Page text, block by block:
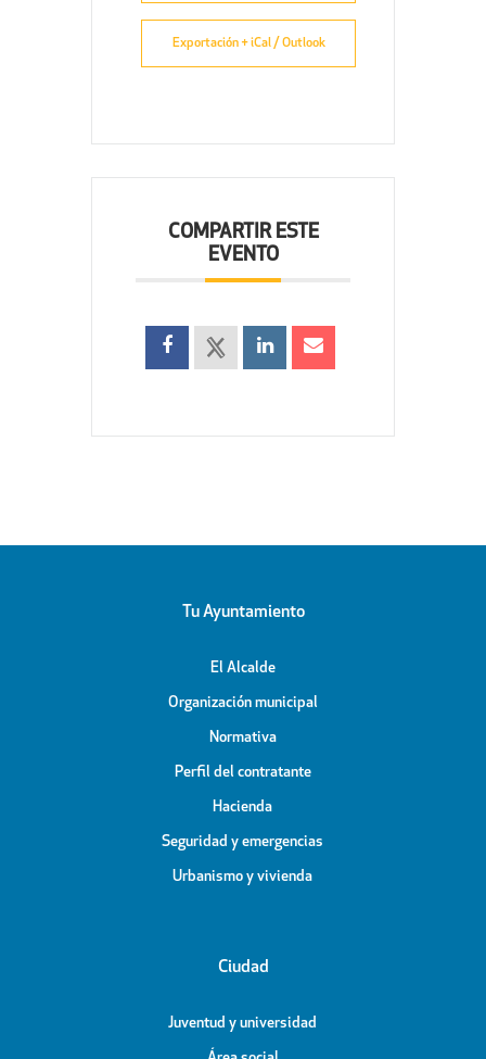
Exportación + iCal / Outlook
COMPARTIR ESTE
EVENTO
Tu Ayuntamiento
El Alcalde
Organización municipal
Normativa
Perfil del contratante
Hacienda
Seguridad y emergencias
Urbanismo y vivienda
Ciudad
Juventud y universidad